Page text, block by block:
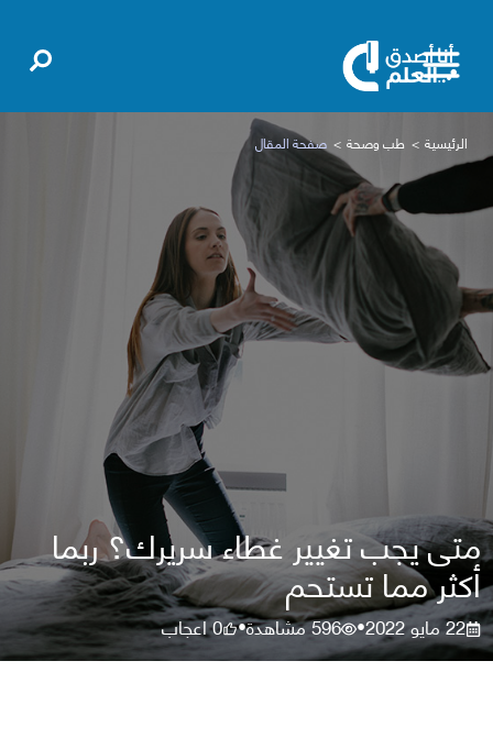
الرئيسية طب وصحة صفحة المقال
متى يجب تغيير غطاء سريرك؟ ربما
أكثر مما تستحم
22 مايو 2022 •
596مشاهدة•
0اعجاب